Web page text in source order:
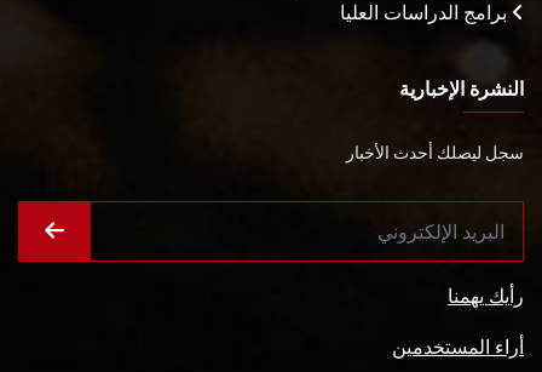
برامج الدراسات العليا
النشرة الإخبارية
سجل ليصلك أحدث الأخبار
رأيك يهمنا
أراء المستخدمين